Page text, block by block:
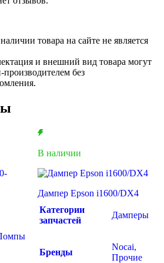
товара на сайте не является
и внешний вид товара могут
без
В наличии
Дампер Epson i1600/DX4
Категории
запчастей
Дамперы
Бренды
Nocai,
Прочие